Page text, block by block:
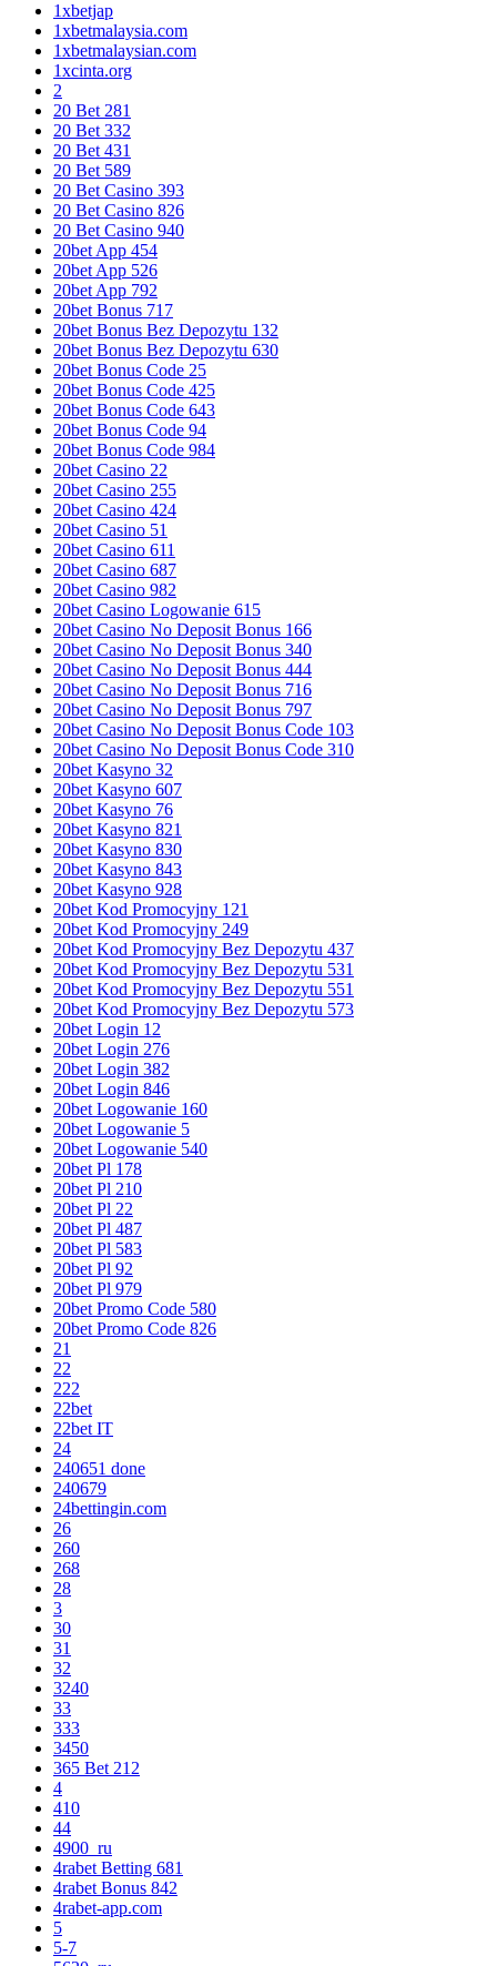
1xbetjap
1xbetmalaysia.com
1xbetmalaysian.com
1xcinta.org
2
20 Bet 281
20 Bet 332
20 Bet 431
20 Bet 589
20 Bet Casino 393
20 Bet Casino 826
20 Bet Casino 940
20bet App 454
20bet App 526
20bet App 792
20bet Bonus 717
20bet Bonus Bez Depozytu 132
20bet Bonus Bez Depozytu 630
20bet Bonus Code 25
20bet Bonus Code 425
20bet Bonus Code 643
20bet Bonus Code 94
20bet Bonus Code 984
20bet Casino 22
20bet Casino 255
20bet Casino 424
20bet Casino 51
20bet Casino 611
20bet Casino 687
20bet Casino 982
20bet Casino Logowanie 615
20bet Casino No Deposit Bonus 166
20bet Casino No Deposit Bonus 340
20bet Casino No Deposit Bonus 444
20bet Casino No Deposit Bonus 716
20bet Casino No Deposit Bonus 797
20bet Casino No Deposit Bonus Code 103
20bet Casino No Deposit Bonus Code 310
20bet Kasyno 32
20bet Kasyno 607
20bet Kasyno 76
20bet Kasyno 821
20bet Kasyno 830
20bet Kasyno 843
20bet Kasyno 928
20bet Kod Promocyjny 121
20bet Kod Promocyjny 249
20bet Kod Promocyjny Bez Depozytu 437
20bet Kod Promocyjny Bez Depozytu 531
20bet Kod Promocyjny Bez Depozytu 551
20bet Kod Promocyjny Bez Depozytu 573
20bet Login 12
20bet Login 276
20bet Login 382
20bet Login 846
20bet Logowanie 160
20bet Logowanie 5
20bet Logowanie 540
20bet Pl 178
20bet Pl 210
20bet Pl 22
20bet Pl 487
20bet Pl 583
20bet Pl 92
20bet Pl 979
20bet Promo Code 580
20bet Promo Code 826
21
22
222
22bet
22bet IT
24
240651 done
240679
24bettingin.com
26
260
268
28
3
30
31
32
3240
33
333
3450
365 Bet 212
4
410
44
4900_ru
4rabet Betting 681
4rabet Bonus 842
4rabet-app.com
5
5-7